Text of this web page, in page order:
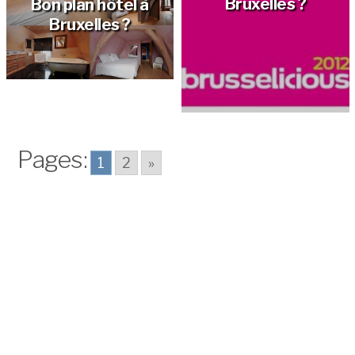
Bon plan hôtel à
Bruxelles ?
Pages: 1 2 »